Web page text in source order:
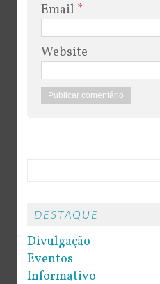
Email *
Website
DESTAQUE
Divulgação
Eventos
Informativo